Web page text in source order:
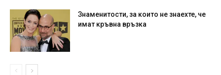
Знаменитости, за които не знаехте, че
имат кръвна връзка